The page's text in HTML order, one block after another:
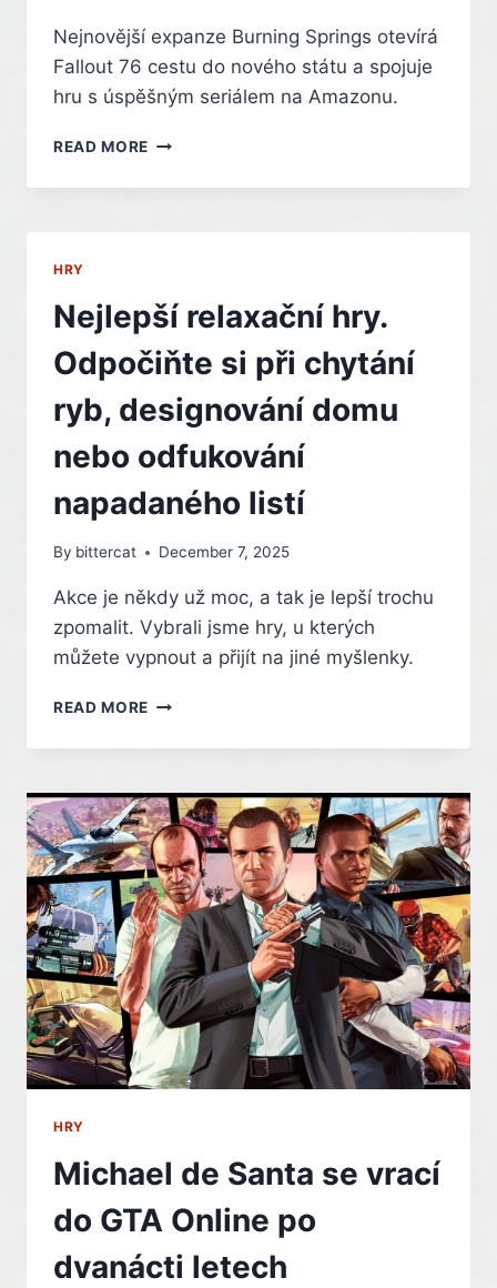
Nejnovější expanze Burning Springs otevírá
Fallout 76 cestu do nového státu a spojuje
hru s úspěšným seriálem na Amazonu.
READ MORE FALLOUT
BURNING
TECHNICKÝ
CHAOS
HRY
Nejlepší relaxační hry.
Odpočiňte si při chytání
ryb, designování domu
nebo odfukování
napadaného listí
By bittercat December 7, 2025
Akce je někdy už moc, a tak je lepší trochu
zpomalit. Vybrali jsme hry, u kterých
můžete vypnout a přijít na jiné myšlenky.
READ MORE NEJLEPŠÍ
HRY.
SI
PŘI
CHYTÁNÍ
RYB,
DESIGNOVÁNÍ
DOMU
NEBO
ODFUKOVÁNÍ
NAPADANÉHO
LISTÍ
HRY
Michael de Santa se vrací
do GTA Online po
dvanácti letech